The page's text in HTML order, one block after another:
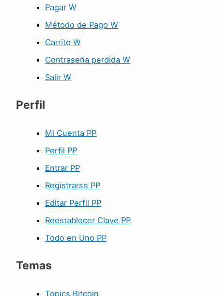
Pagar W
Método de Pago W
Carrito W
Contraseña perdida W
Salir W
Perfil
Mi Cuenta PP
Perfil PP
Entrar PP
Registrarse PP
Editar Perfil PP
Reestablecer Clave PP
Todo en Uno PP
Temas
Topics Bitcoin